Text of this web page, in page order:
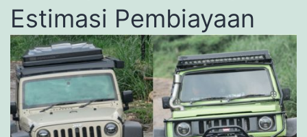
Estimasi Pembiayaan